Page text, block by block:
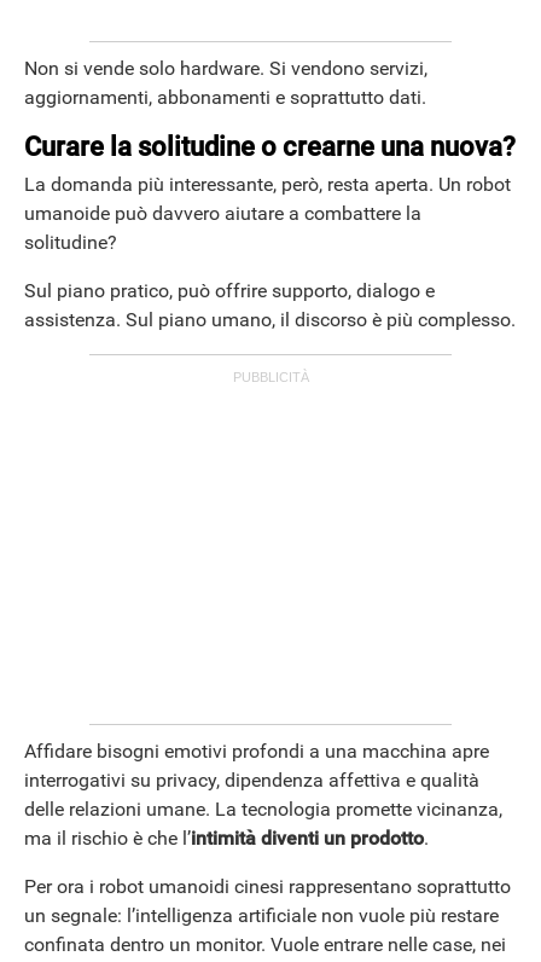
Non si vende solo hardware. Si vendono servizi,
aggiornamenti, abbonamenti e soprattutto dati.
Curare la solitudine o crearne una nuova?
La domanda più interessante, però, resta aperta. Un robot
umanoide può davvero aiutare a combattere la
solitudine?
Sul piano pratico, può offrire supporto, dialogo e
assistenza. Sul piano umano, il discorso è più complesso.
Affidare bisogni emotivi profondi a una macchina apre
interrogativi su privacy, dipendenza affettiva e qualità
delle relazioni umane. La tecnologia promette vicinanza,
ma il rischio è che l’intimità diventi un prodotto.
Per ora i robot umanoidi cinesi rappresentano soprattutto
un segnale: l’intelligenza artificiale non vuole più restare
confinata dentro un monitor. Vuole entrare nelle case, nei